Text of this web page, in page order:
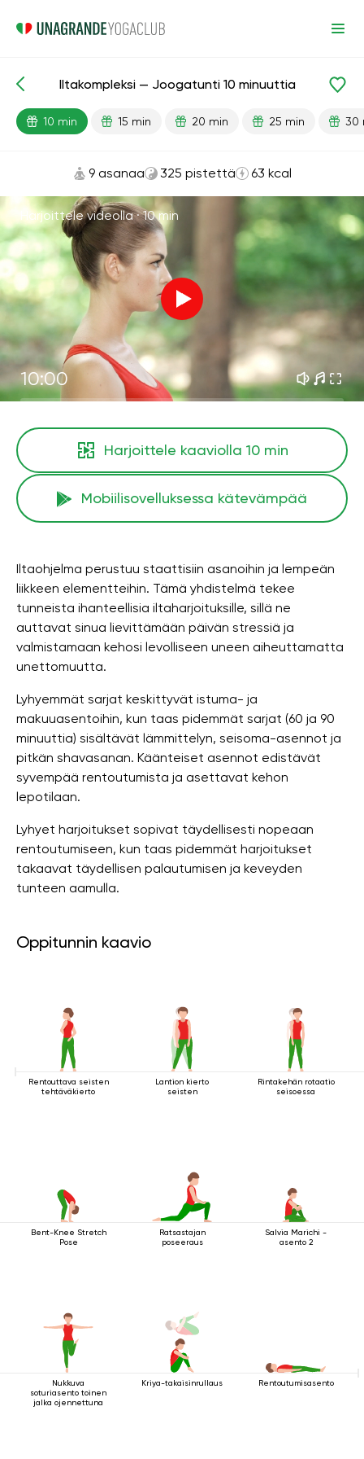
Valmiit oppitunnit Rentoutuminen
Iltakompleksi — Joogatunti 10 minuuttia
10 min 15 min 20 min 25 min 30
9 asanaa 325 pistettä 63 kcal
Harjoittele videolla ·10 min
10:00
Harjoittele kaaviolla 10 min
Mobiilisovelluksessa kätevämpää
Iltaohjelma perustuu staattisiin asanoihin ja lempeän
liikkeen elementteihin. Tämä yhdistelmä tekee
tunneista ihanteellisia iltaharjoituksille, sillä ne
auttavat sinua lievittämään päivän stressiä ja
valmistamaan kehosi levolliseen uneen aiheuttamatta
unettomuutta.
Lyhyemmät sarjat keskittyvät istuma- ja
makuuasentoihin, kun taas pidemmät sarjat (60 ja 90
minuuttia) sisältävät lämmittelyn, seisoma-asennot ja
pitkän shavasanan. Käänteiset asennot edistävät
syvempää rentoutumista ja asettavat kehon
lepotilaan.
Lyhyet harjoitukset sopivat täydellisesti nopeaan
rentoutumiseen, kun taas pidemmät harjoitukset
takaavat täydellisen palautumisen ja keveyden
tunteen aamulla.
Oppitunnin kaavio
Rentouttava seisten
tehtäväkierto
Lantion kierto
seisten
Rintakehän rotaatio
seisoessa
Bent-Knee Stretch
Pose
Ratsastajan
poseeraus
Salvia Marichi -
asento 2
Nukkuva
soturiasento toinen
jalka ojennettuna
Kriya-takaisinrullaus Rentoutumisasento